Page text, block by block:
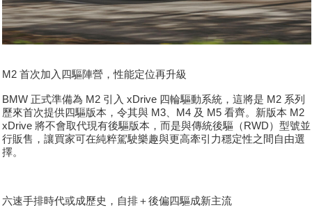
M2 首次加入四驅陣營，性能定位再升級
BMW 正式準備為 M2 引入 xDrive 四輪驅動系統，這將是 M2 系列
歷來首次提供四驅版本，令其與 M3、M4 及 M5 看齊。新版本 M2
xDrive 將不會取代現有後驅版本，而是與傳統後驅（RWD）型號並
行販售，讓買家可在純粹駕駛樂趣與更高牽引力穩定性之間自由選
擇。
六速手排時代或成歷史，自排＋後偏四驅成新主流